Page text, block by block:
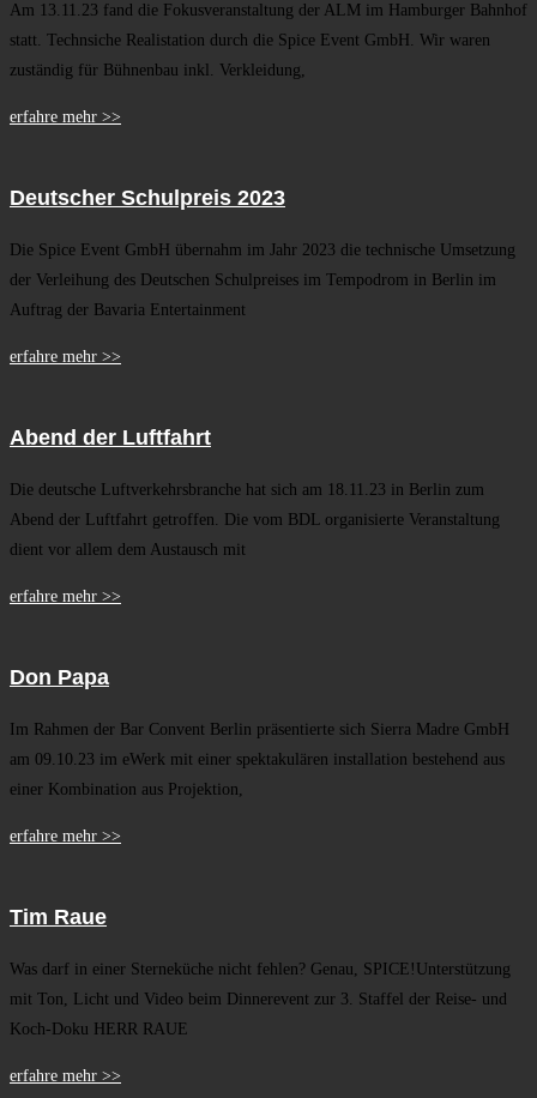
Am 13.11.23 fand die Fokusveranstaltung der ALM im Hamburger Bahnhof
statt. Technsiche Realistation durch die Spice Event GmbH. Wir waren
zuständig für Bühnenbau inkl. Verkleidung,
erfahre mehr >>
Deutscher Schulpreis 2023
Die Spice Event GmbH übernahm im Jahr 2023 die technische Umsetzung
der Verleihung des Deutschen Schulpreises im Tempodrom in Berlin im
Auftrag der Bavaria Entertainment
erfahre mehr >>
Abend der Luftfahrt
Die deutsche Luftverkehrsbranche hat sich am 18.11.23 in Berlin zum
Abend der Luftfahrt getroffen. Die vom BDL organisierte Veranstaltung
dient vor allem dem Austausch mit
erfahre mehr >>
Don Papa
Im Rahmen der Bar Convent Berlin präsentierte sich Sierra Madre GmbH
am 09.10.23 im eWerk mit einer spektakulären installation bestehend aus
einer Kombination aus Projektion,
erfahre mehr >>
Tim Raue
Was darf in einer Sterneküche nicht fehlen? Genau, SPICE!Unterstützung
mit Ton, Licht und Video beim Dinnerevent zur 3. Staffel der Reise- und
Koch-Doku HERR RAUE
erfahre mehr >>